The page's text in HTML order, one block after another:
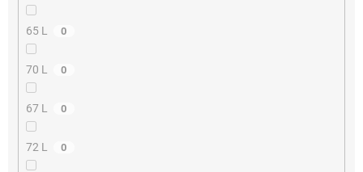
65 L 0
70 L 0
67 L 0
72 L 0